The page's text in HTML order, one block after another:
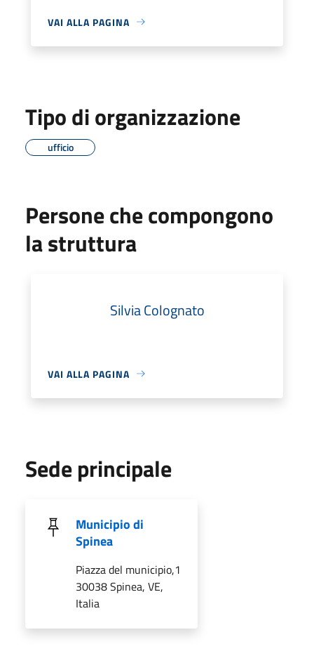
VAI ALLA PAGINA
Tipo di organizzazione
ufficio
Persone che compongono
la struttura
Silvia Colognato
VAI ALLA PAGINA
Sede principale
Municipio di
Spinea
Piazza del municipio,1
30038 Spinea, VE,
Italia